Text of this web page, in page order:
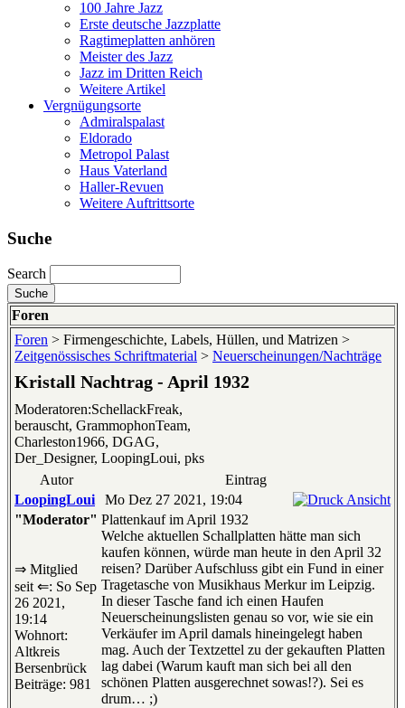
100 Jahre Jazz
Erste deutsche Jazzplatte
Ragtimeplatten anhören
Meister des Jazz
Jazz im Dritten Reich
Weitere Artikel
Vergnügungsorte
Admiralspalast
Eldorado
Metropol Palast
Haus Vaterland
Haller-Revuen
Weitere Auftrittsorte
Suche
Search
Foren
Foren > Firmengeschichte, Labels, Hüllen, und Matrizen >
Zeitgenössisches Schriftmaterial > Neuerscheinungen/Nachträge
Kristall Nachtrag - April 1932
Moderatoren:SchellackFreak,
berauscht, GrammophonTeam,
Charleston1966, DGAG,
Der_Designer, LoopingLoui, pks
Autor
Eintrag
LoopingLoui
Mo Dez 27 2021, 19:04
"Moderator"
⇒ Mitglied
seit ⇐: So Sep
26 2021,
19:14
Wohnort:
Altkreis
Bersenbrück
Beiträge: 981
Plattenkauf im April 1932
Welche aktuellen Schallplatten hätte man sich
kaufen können, würde man heute in den April 32
reisen? Darüber Aufschluss gibt ein Fund in einer
Tragetasche von Musikhaus Merkur im Leipzig.
In dieser Tasche fand ich einen Haufen
Neuerscheinungslisten genau so vor, wie sie ein
Verkäufer im April damals hineingelegt haben
mag. Auch der Textzettel zu der gekauften Platten
lag dabei (Warum kauft man sich bei all den
schönen Platten ausgerechnet sowas!?). Sei es
drum… ;)